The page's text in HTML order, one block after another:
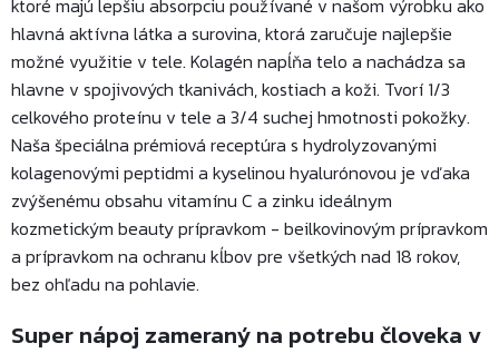
ktoré majú lepšiu absorpciu používané v našom výrobku ako
hlavná aktívna látka a surovina, ktorá zaručuje najlepšie
možné využitie v tele. Kolagén napĺňa telo a nachádza sa
hlavne v spojivových tkanivách, kostiach a koži. Tvorí 1/3
celkového proteínu v tele a 3/4 suchej hmotnosti pokožky.
Naša špeciálna prémiová receptúra ​​s hydrolyzovanými
kolagenovými peptidmi a kyselinou hyalurónovou je vďaka
zvýšenému obsahu vitamínu C a zinku ideálnym
kozmetickým beauty prípravkom - beilkovinovým prípravkom
a prípravkom na ochranu kĺbov pre všetkých nad 18 rokov,
bez ohľadu na pohlavie.
Super nápoj zameraný na potrebu človeka v